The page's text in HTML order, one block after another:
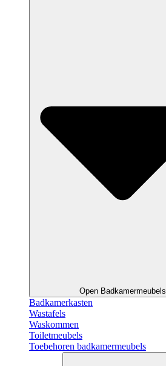
Open Badkamermeubels
Badkamerkasten
Wastafels
Waskommen
Toiletmeubels
Toebehoren badkamermeubels